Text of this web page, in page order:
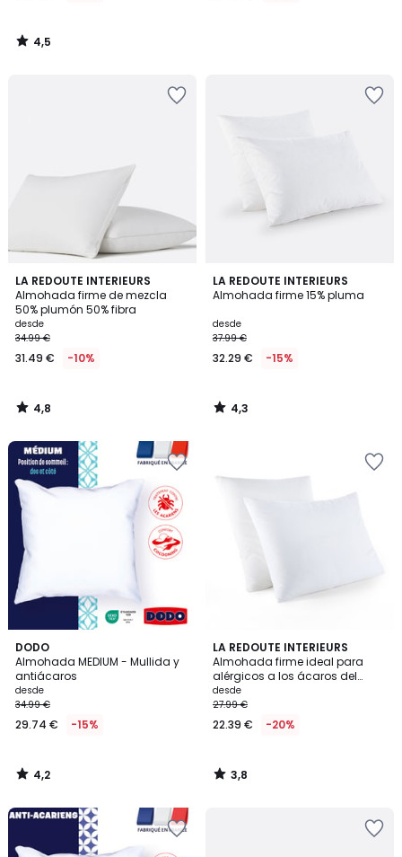
4,5
/
LA REDOUTE INTERIEURS
Almohada firme de mezcla
50% plumón 50% fibra
desde
34.99 €
31.49 € -10%
4,8
/ 5
4,8
/
LA REDOUTE INTERIEURS
Almohada firme 15% pluma
desde
37.99 €
32.29 € -15%
4,3
/ 5
4,3
/
DODO
Almohada MEDIUM - Mullida y
antiácaros
desde
34.99 €
29.74 € -15%
4,2
/ 5
4,2
/
LA REDOUTE INTERIEURS
Almohada firme ideal para
alérgicos a los ácaros del
polvo
desde
27.99 €
22.39 € -20%
3,8
/ 5
3,8
/